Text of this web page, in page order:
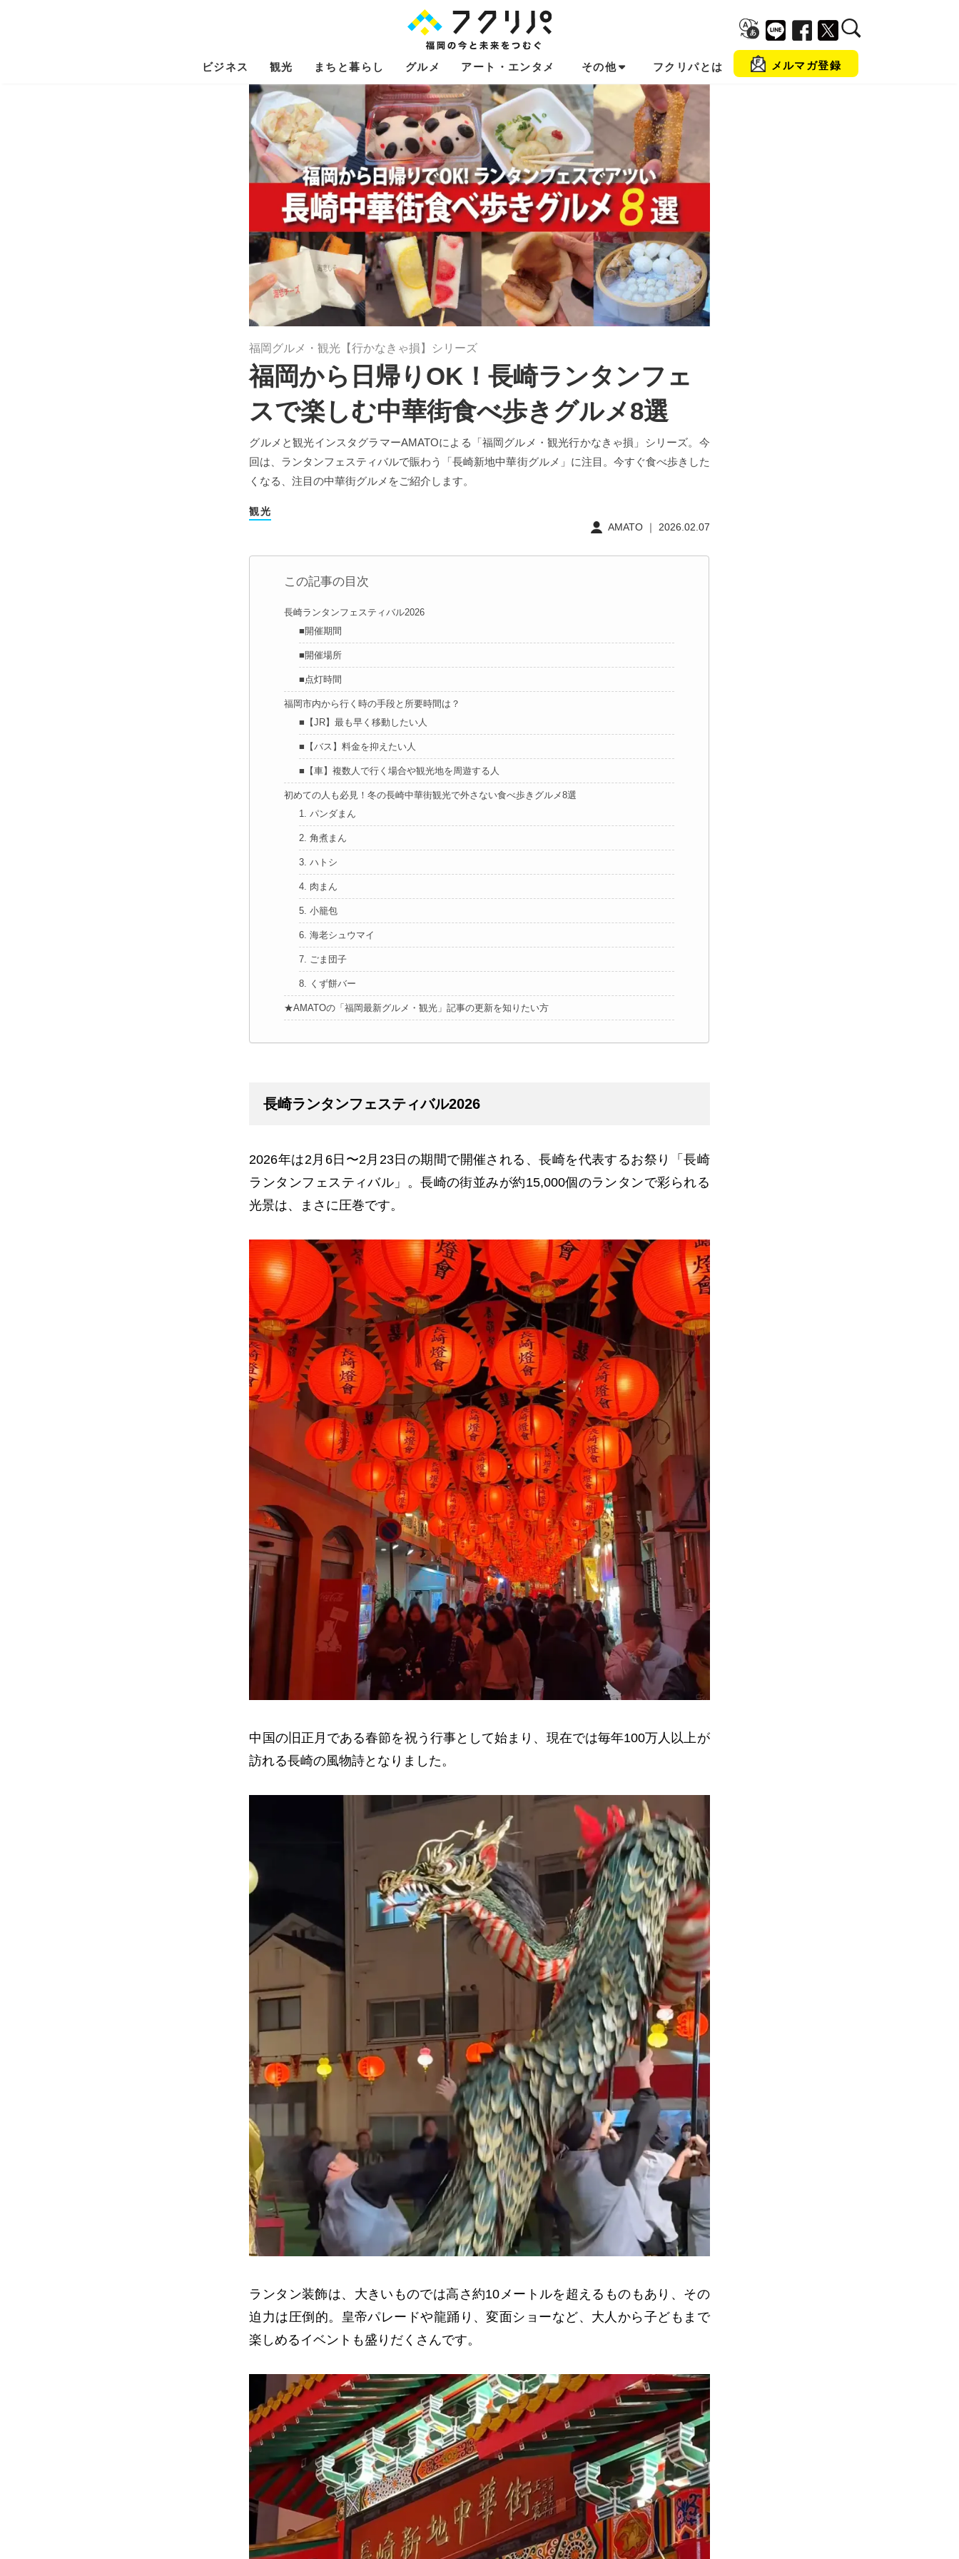
ビジネス 観光 まちと暮らし グルメ アート・エンタメ その他
これからのお金
福岡あるある
連載
不動産コラム
フクリパとは メルマガ登録
福岡グルメ・観光【行かなきゃ損】シリーズ
福岡から日帰りOK！長崎ランタンフェ
スで楽しむ中華街食べ歩きグルメ8選
グルメと観光インスタグラマーAMATOによる「福岡グルメ・観光行かなきゃ損」シリーズ。今
回は、ランタンフェスティバルで賑わう「長崎新地中華街グルメ」に注目。今すぐ食べ歩きした
くなる、注目の中華街グルメをご紹介します。
観光
AMATO ｜ 2026.02.07
この記事の目次
長崎ランタンフェスティバル2026
■開催期間
■開催場所
■点灯時間
福岡市内から行く時の手段と所要時間は？
■【JR】最も早く移動したい人
■【バス】料金を抑えたい人
■【車】複数人で行く場合や観光地を周遊する人
初めての人も必見！冬の長崎中華街観光で外さない食べ歩きグルメ8選
1. パンダまん
2. 角煮まん
3. ハトシ
4. 肉まん
5. 小籠包
6. 海老シュウマイ
7. ごま団子
8. くず餅バー
★AMATOの「福岡最新グルメ・観光」記事の更新を知りたい方
長崎ランタンフェスティバル2026
2026年は2 月 6日〜2 月 23日の期間で開催される、長崎を代表するお祭り「長崎
ランタンフェスティバル」。長崎の街並みが約15,000個のランタンで彩られる
光景は、まさに圧巻です。
中国の旧正月である春節を祝う行事として始まり、現在では毎年100万人以上が
訪れる長崎の風物詩となりました。
ランタン装飾は、大きいものでは高さ約10 メートルを超えるものもあり、その
迫力は圧倒的。皇帝パレードや龍踊り、変面ショーなど、大人から子どもまで
楽しめるイベントも盛りだくさんです。